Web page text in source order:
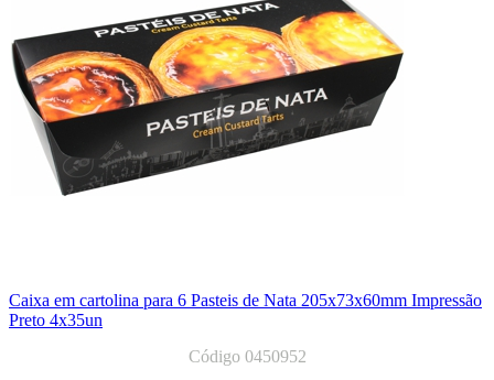
Caixa em cartolina para 6 Pasteis de Nata 205x73x60mm Impressão
Preto 4x35un
Código 0450952